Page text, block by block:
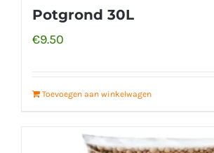
Potgrond 30L
€9.50
Toevoegen aan winkelwagen